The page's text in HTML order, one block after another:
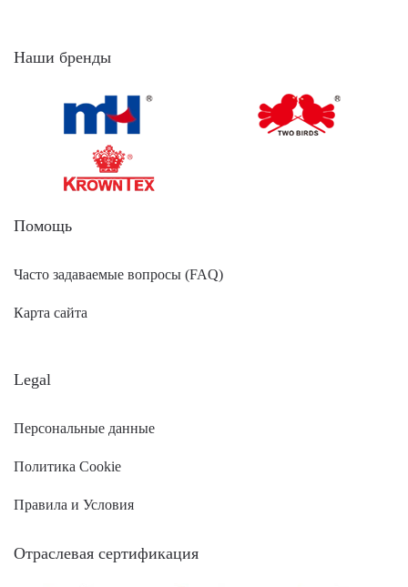
Наши бренды
Помощь
Часто задаваемые вопросы (FAQ)
Карта сайта
Legal
Персональные данные
Политика Cookie
Правила и Условия
Отраслевая сертификация